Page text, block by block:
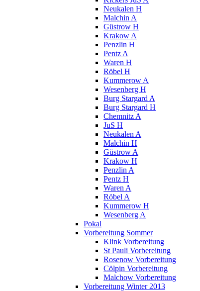
Neukalen H
Malchin A
Güstrow H
Krakow A
Penzlin H
Pentz A
Waren H
Röbel H
Kummerow A
Wesenberg H
Burg Stargard A
Burg Stargard H
Chemnitz A
JuS H
Neukalen A
Malchin H
Güstrow A
Krakow H
Penzlin A
Pentz H
Waren A
Röbel A
Kummerow H
Wesenberg A
Pokal
Vorbereitung Sommer
Klink Vorbereitung
St Pauli Vorbereitung
Rosenow Vorbereitung
Cölpin Vorbereitung
Malchow Vorbereitung
Vorbereitung Winter 2013